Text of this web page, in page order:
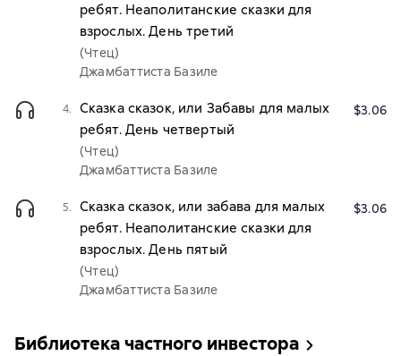
ребят. Неаполитанские сказки для
взрослых. День третий
(Чтец)
Джамбаттиста Базиле
4.
Сказка сказок, или Забавы для малых
ребят. День четвертый
(Чтец)
Джамбаттиста Базиле
$3.06
5.
Сказка сказок, или забава для малых
ребят. Неаполитанские сказки для
взрослых. День пятый
(Чтец)
Джамбаттиста Базиле
$3.06
Библиотека частного инвестора